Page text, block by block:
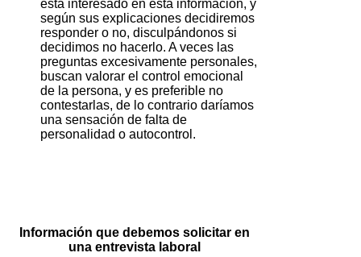
está interesado en esta información, y
según sus explicaciones decidiremos
responder o no, disculpándonos si
decidimos no hacerlo. A veces las
preguntas excesivamente personales,
buscan valorar el control emocional
de la persona, y es preferible no
contestarlas, de lo contrario daríamos
una sensación de falta de
personalidad o autocontrol.
Información que debemos solicitar en
una entrevista laboral